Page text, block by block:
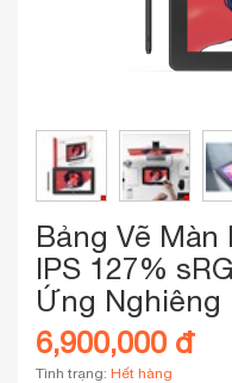
Bảng Vẽ Màn
IPS 127%
Ứng Nghiêng
6,900,000 đ
Tình trạng: Hết hàng